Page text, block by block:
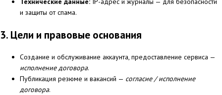
и защиты от спама.
3. Цели и правовые основания
Создание и обслуживание аккаунта, предоставление сервиса —
исполнение договора.
Публикация резюме и вакансий — согласие / исполнение
договора.